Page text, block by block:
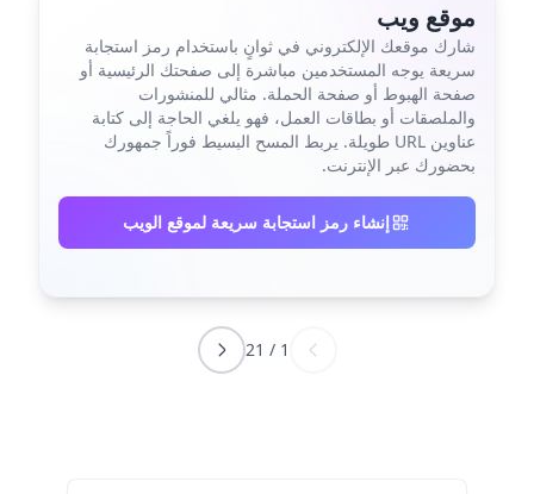
موقع ويب
شارك موقعك الإلكتروني في ثوانٍ باستخدام رمز استجابة
سريعة يوجه المستخدمين مباشرة إلى صفحتك الرئيسية أو
صفحة الهبوط أو صفحة الحملة. مثالي للمنشورات
والملصقات أو بطاقات العمل، فهو يلغي الحاجة إلى كتابة
عناوين URL طويلة. يربط المسح البسيط فوراً جمهورك
بحضورك عبر الإنترنت.
إنشاء رمز استجابة سريعة لموقع الويب
1
/
21